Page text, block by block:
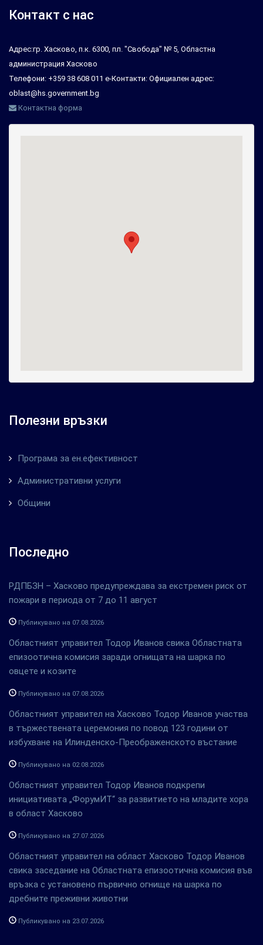
Контакт с нас
Адрес:гр. Хасково, п.к. 6300, пл. "Свобода" № 5, Областна
администрация Хасково
Телефони: +359 38 608 011 е-Контакти: Официален адрес:
oblast@hs.government.bg
Контактна форма
Полезни връзки
Програма за ен.ефективност
Административни услуги
Общини
Последно
РДПБЗН – Хасково предупреждава за екстремен риск от
пожари в периода от 7 до 11 август
Публикувано на 07.08.2026
Областният управител Тодор Иванов свика Областната
епизоотична комисия заради огнищата на шарка по
овцете и козите
Публикувано на 07.08.2026
Областният управител на Хасково Тодор Иванов участва
в тържествената церемония по повод 123 години от
избухване на Илинденско-Преображенското въстание
Публикувано на 02.08.2026
Областният управител Тодор Иванов подкрепи
инициативата „ФорумИТ“ за развитието на младите хора
в област Хасково
Публикувано на 27.07.2026
Областният управител на област Хасково Тодор Иванов
свика заседание на Областната епизоотична комисия във
връзка с установено първично огнище на шарка по
дребните преживни животни
Публикувано на 23.07.2026